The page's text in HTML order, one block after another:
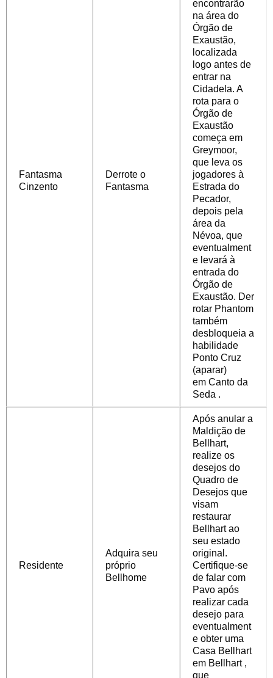
Fantasma
Cinzento
Derrote o
Fantasma
encontrarão
na área do
Órgão de
Exaustão,
localizada
logo antes de
entrar na
Cidadela. A
rota para o
Órgão de
Exaustão
começa em
Greymoor,
que leva os
jogadores à
Estrada do
Pecador,
depois pela
área da
Névoa, que
eventualment
e levará à
entrada do
Órgão de
Exaustão. Der
rotar Phantom
também
desbloqueia a
habilidade
Ponto Cruz
(aparar)
em Canto da
Seda .
Residente
Adquira seu
próprio
Bellhome
Após anular a
Maldição de
Bellhart,
realize os
desejos do
Quadro de
Desejos que
visam
restaurar
Bellhart ao
seu estado
original.
Certifique-se
de falar com
Pavo após
realizar cada
desejo para
eventualment
e obter uma
Casa Bellhart
em Bellhart,
que